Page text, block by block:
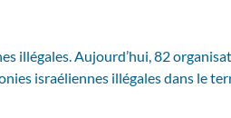
illégales. Aujourd’hui, 82
israéliennes illégales dans le